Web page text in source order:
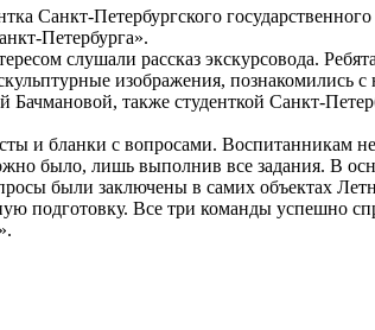
Санкт-Петербургского
Петербурга».
слушали рассказ экскурсовода.
изображения, познакомились
также студенткой Санкт-
и бланки с вопросами. Воспитанникам
было, лишь выполнив все задания. В
были заключены в самих объектах
подготовку. Все три команды успешно